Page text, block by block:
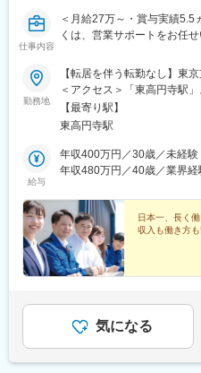
仕事内容
＜月給27万～・賞与実績5.5
くは、営業サポートをお任
勤務地
【転居を伴う転勤なし】東
＜アクセス＞「東高円寺駅
15分★受動喫煙対策：屋内全
【最寄り駅】
東高円寺駅
給与
年収400万円／30歳／未経験
年収480万円／40歳／業界経
日本一、長く
収入も働き方
気になる